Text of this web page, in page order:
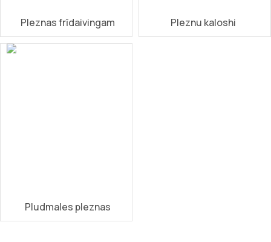
Pleznas frīdaivingam Pleznu kaloshi
Pludmales pleznas